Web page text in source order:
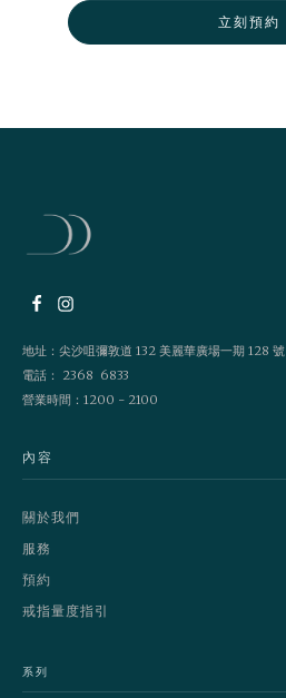
立刻預約
地址：尖沙咀彌敦道 132 美麗華廣場一期 128 號
電話： 2368 6833
營業時間：1200 - 2100
內容
關於我們
服務
預約
戒指量度指引
系列